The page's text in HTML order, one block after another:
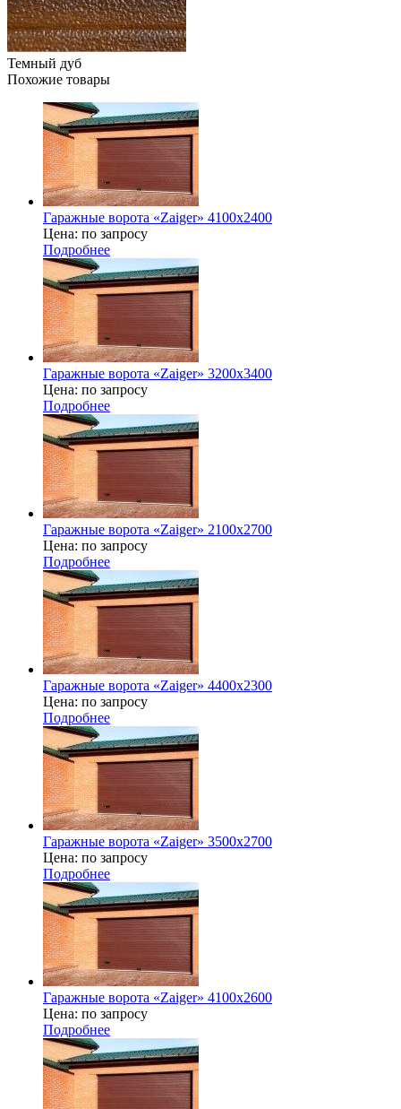
Темный дуб
Похожие товары
Гаражные ворота «Zaiger» 4100х2400
Цена: по запросу
Подробнее
Гаражные ворота «Zaiger» 3200х3400
Цена: по запросу
Подробнее
Гаражные ворота «Zaiger» 2100x2700
Цена: по запросу
Подробнее
Гаражные ворота «Zaiger» 4400х2300
Цена: по запросу
Подробнее
Гаражные ворота «Zaiger» 3500x2700
Цена: по запросу
Подробнее
Гаражные ворота «Zaiger» 4100x2600
Цена: по запросу
Подробнее